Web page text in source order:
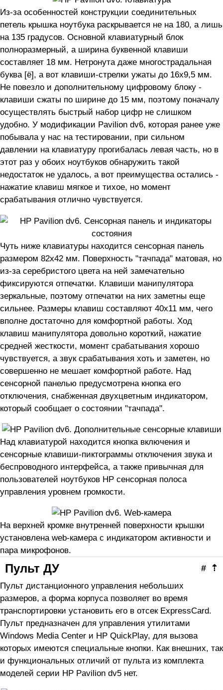
Из-за особенностей конструкции соединительных
петель крышка ноутбука раскрывается не на 180, а лишь
на 135 градусов. Основной клавиатурный блок
полноразмерный, а ширина буквенной клавиши
составляет 18 мм. Нетронута даже многострадальная
буква [ё], а вот клавиши-стрелки ужаты до 16х9,5 мм.
Не повезло и дополнительному цифровому блоку -
клавиши сжаты по ширине до 15 мм, поэтому поначалу
осуществлять быстрый набор цифр не слишком
удобно. У модификации Pavilion dv6, которая ранее уже
побывала у нас на тестировании, при сильном
давлении на клавиатуру прогибалась левая часть, но в
этот раз у обоих ноутбуков обнаружить такой
недостаток не удалось, а вот преимущества остались -
нажатие клавиш мягкое и тихое, но момент
срабатывания отлично чувствуется.
Чуть ниже клавиатуры находится сенсорная панель
размером 82х42 мм. Поверхность "тачпада" матовая, но
из-за серебристого цвета на ней замечательно
фиксируются отпечатки. Клавиши манипулятора
зеркальные, поэтому отпечатки на них заметны еще
сильнее. Размеры клавиш составляют 40х11 мм, чего
вполне достаточно для комфортной работы. Ход
клавиш манипулятора довольно короткий, нажатие
средней жесткости, момент срабатывания хорошо
чувствуется, а звук срабатывания хоть и заметен, но
совершенно не мешает комфортной работе. Над
сенсорной панелью предусмотрена кнопка его
отключения, снабженная двухцветным индикатором,
который сообщает о состоянии "тачпада".
Над клавиатурой находится кнопка включения и
сенсорные клавиши-пиктограммы отключения звука и
беспроводного интерфейса, а также привычная для
пользователей ноутбуков HP сенсорная полоса
управления уровнем громкости.
На верхней кромке внутренней поверхности крышки
установлена web-камера с индикатором активности и
пара микрофонов.
⇡
#
Пульт ДУ
Пульт дистанционного управления небольших
размеров, а форма корпуса позволяет во время
транспортировки установить его в отсек ExpressCard.
Пульт предназначен для управления утилитами
Windows Media Center и HP QuickPlay, для вызова
которых имеются специальные кнопки. Как внешних, так
и функциональных отличий от пульта из комплекта
моделей серии HP Pavilion dv5 нет.